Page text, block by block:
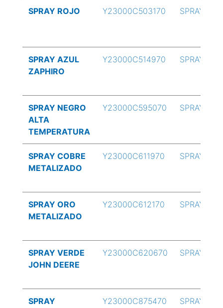
SPRAY ROJO Y23000C503170 SPRAY
SPRAY AZUL
ZAPHIRO
Y23000C514970 SPRAY
SPRAY NEGRO
ALTA
TEMPERATURA
Y23000C595070 SPRAY
SPRAY COBRE
METALIZADO
Y23000C611970 SPRAY
SPRAY ORO
METALIZADO
Y23000C612170 SPRAY
SPRAY VERDE
JOHN DEERE
Y23000C620670 SPRAY
SPRAY Y23000C875470 SPRAY